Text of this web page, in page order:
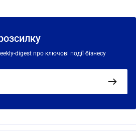
digest про ключові події бізнесу